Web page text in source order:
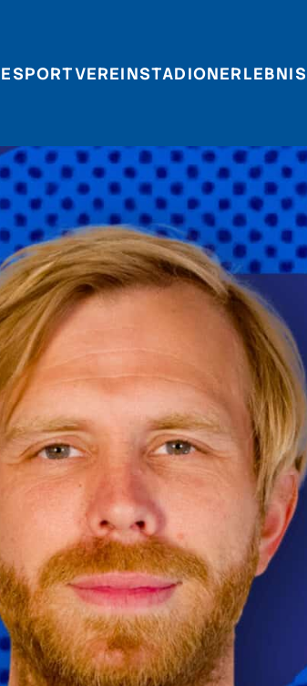
ESPORTVEREINSTADIONERLEBNIS